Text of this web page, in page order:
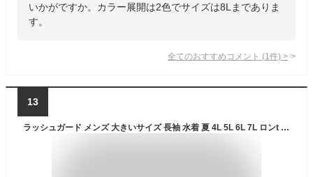
いかがですか。カラー展開は2色でサイズは8Lまでありま
す。
全てのおすすめコメント (1 件) >
13
ラッシュガード メンズ 大きいサイズ 長袖 水着 夏 4L 5L 6L 7L ロンt 体系カバー 撥水加工 UVカット b系 ファッション ストリート系 おうちコーデ